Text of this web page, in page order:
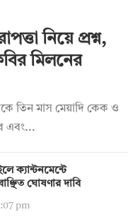
নিয়ে প্রশ্ন,
মিলনের
তিন মাস মেয়াদি কেক ও
এবং...
ক্যান্টনমেন্টে
ঘোষণার দাবি
pm